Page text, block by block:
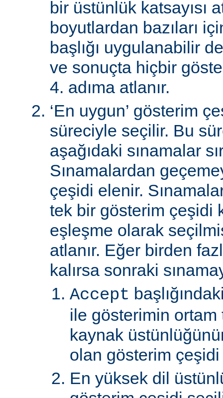
bir üstünlük katsayısı
boyutlardan bazıları
başlığı uygulanabilir
ve sonuçta hiçbir
4. adıma atlanır.
‘En uygun’ gösterim
süreciyle seçilir. Bu
aşağıdaki sınamalar
Sınamalardan
çeşidi elenir.
tek bir gösterim çeşidi
eşleşme olarak
atlanır. Eğer birden
kalırsa sonraki
Accept
ile gösterimin
kaynak
olan gösterim
En yüksek dil